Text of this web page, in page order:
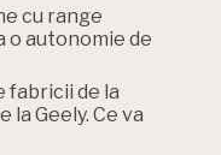
cu range
o autonomie de
fabricii de la
la Geely. Ce va